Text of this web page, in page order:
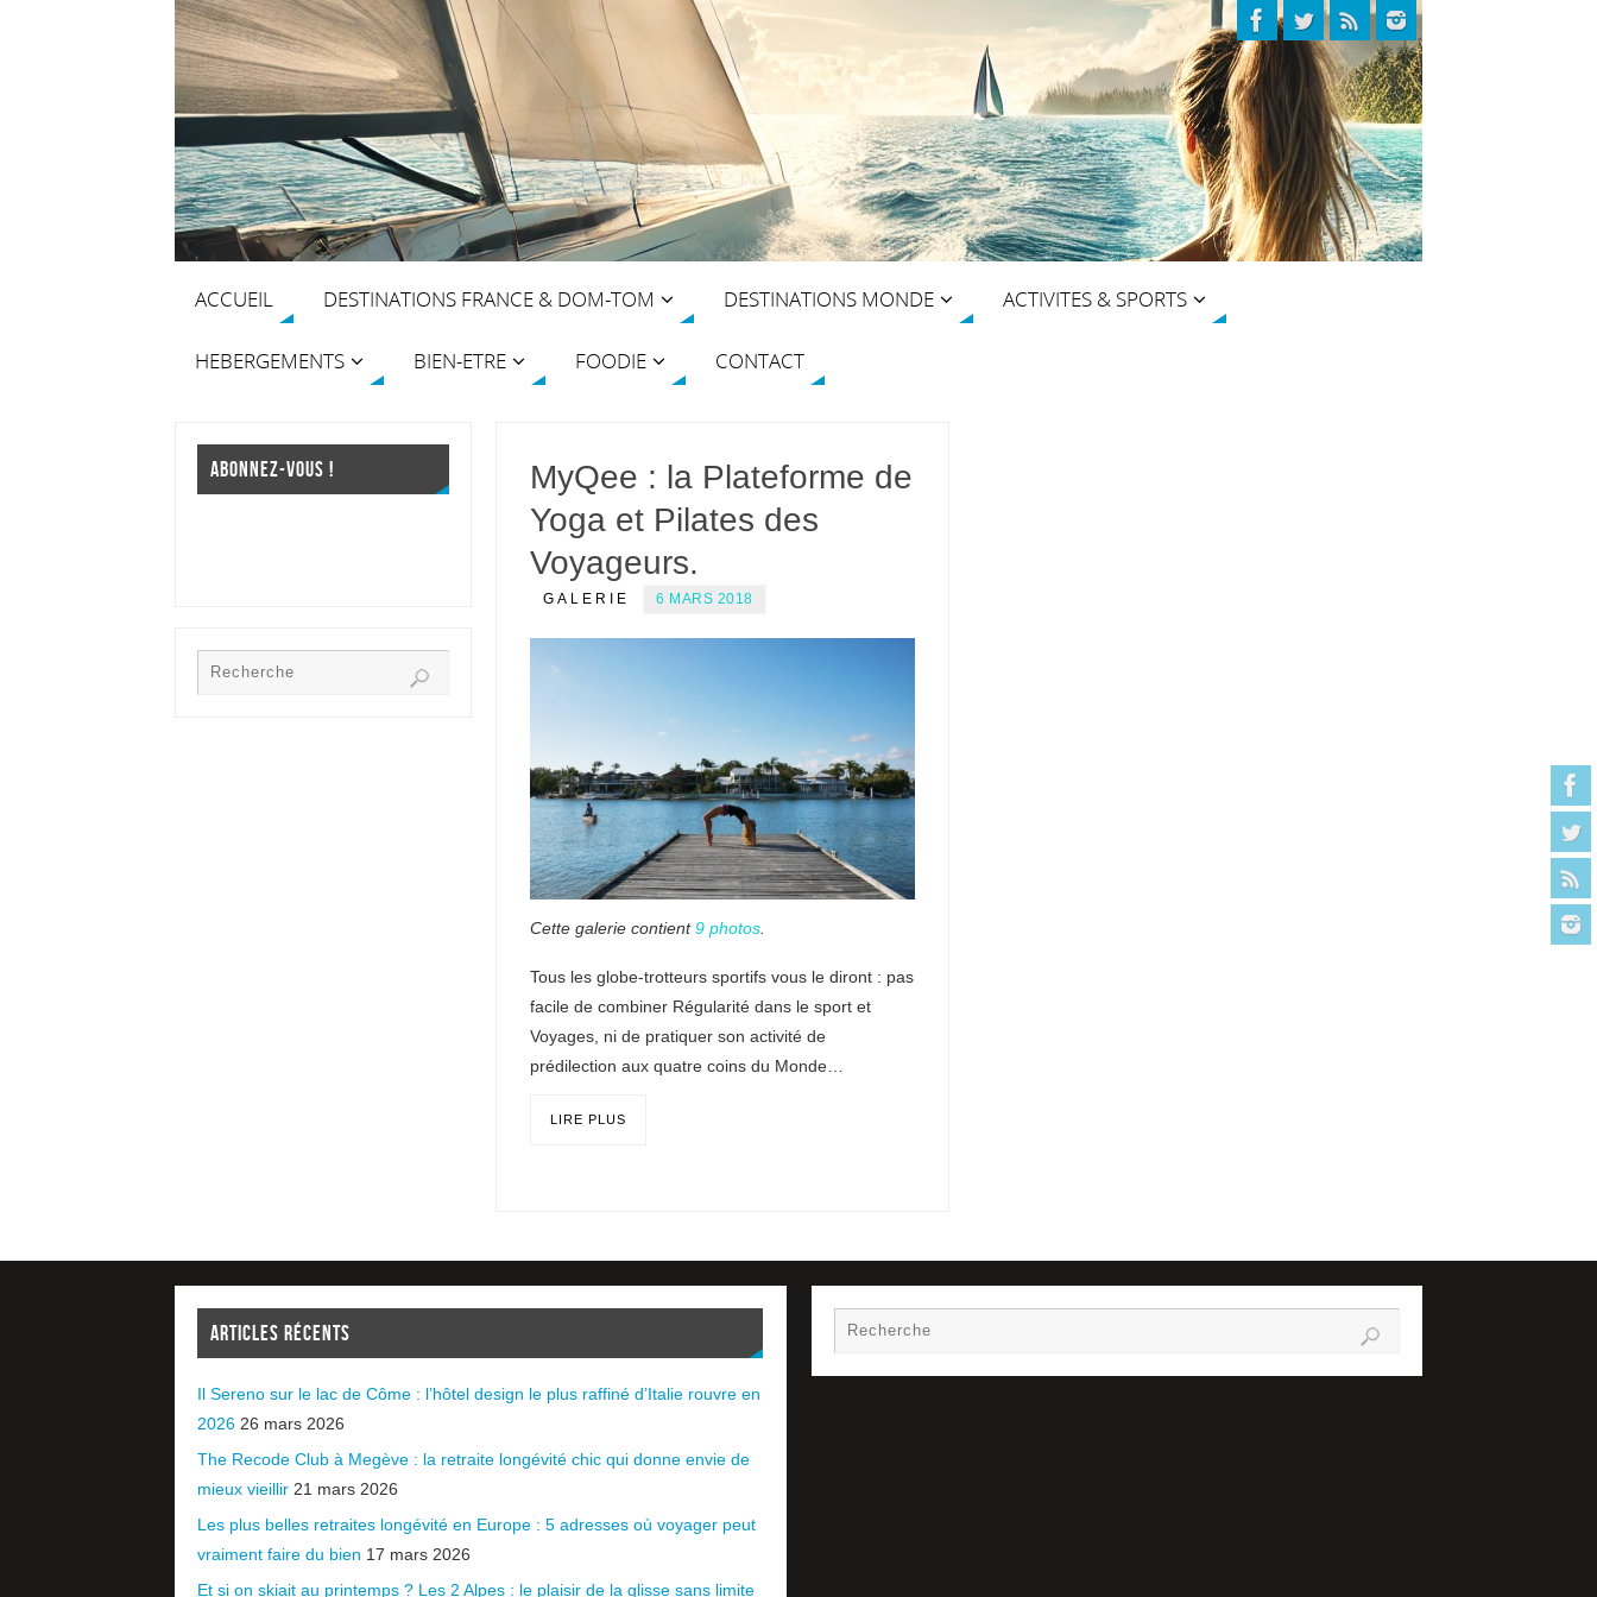
ACCUEIL DESTINATIONS FRANCE & DOM-TOM DESTINATIONS MONDE ACTIVITES & SPORTS
HEBERGEMENTS BIEN-ETRE FOODIE CONTACT
MyQee : la Plateforme de
Yoga et Pilates des
Voyageurs.
GALERIE 6 MARS 2018
Cette galerie contient9 photos
Tous les globe-trotteurs sportifs vous le diront : pas
facile de combiner Régularité dans le sport et
Voyages, ni de pratiquer son activité de
prédilection aux quatre coins du Monde…
LIRE PLUS
ABONNEZ-VOUS !
ARTICLES RÉCENTS
Il Sereno sur le lac de Côme : l’hôtel design le plus raffiné d’Italie rouvre en
2026 26 mars 2026
The Recode Club à Megève : la retraite longévité chic qui donne envie de
mieux vieillir 21 mars 2026
Les plus belles retraites longévité en Europe : 5 adresses où voyager peut
vraiment faire du bien 17 mars 2026
Et si on skiait au printemps ? Les 2 Alpes : le plaisir de la glisse sans limite